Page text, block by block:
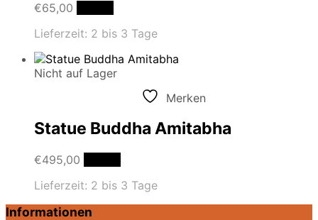
€65,00
Lieferzeit: 2 bis 3 Tage
Nicht auf Lager
Merken
Statue Buddha Amitabha
€495,00
Lieferzeit: 2 bis 3 Tage
Informationen